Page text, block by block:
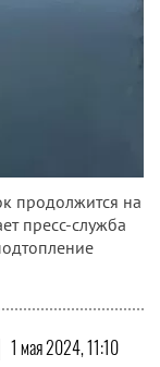
продолжится на
пресс-служба
1 мая 2024, 11:10